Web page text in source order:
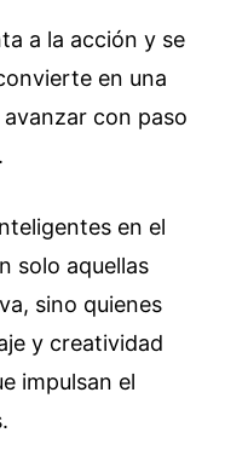
a la acción y se
en una
con paso
en el
solo aquellas
sino quienes
y creatividad
impulsan el